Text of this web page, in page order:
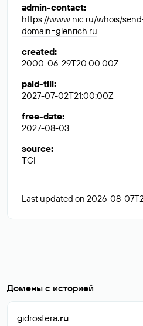
admin-contact:
https://www.nic.ru/whois/
domain=glenrich.ru
created:
2000-06-29T20:00:00Z
paid-till:
2027-07-02T21:00:00Z
free-date:
2027-08-03
source:
TCI
Last updated on 2026-08-
Домены с историей
gidrosfera.ru